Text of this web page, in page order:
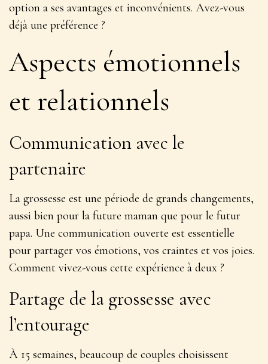
option a ses avantages et inconvénients. Avez-vous
déjà une préférence ?
Aspects émotionnels
et relationnels
Communication avec le
partenaire
La grossesse est une période de grands changements,
aussi bien pour la future maman que pour le futur
papa. Une communication ouverte est essentielle
pour partager vos émotions, vos craintes et vos joies.
Comment vivez-vous cette expérience à deux ?
Partage de la grossesse avec
l’entourage
À 15 semaines, beaucoup de couples choisissent